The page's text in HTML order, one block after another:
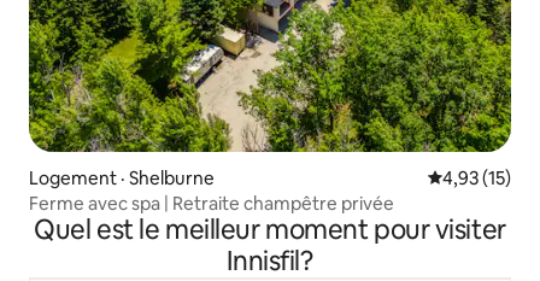
Logement · Shelburne Note
4,93 (15)
Ferme avec spa | Retraite champêtre privée
Quel est le meilleur moment pour visiter
Innisfil?